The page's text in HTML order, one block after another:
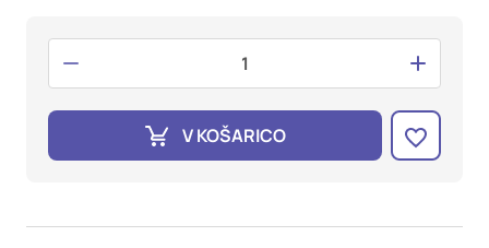
V KOŠARICO
edinstveno prepoznavanje vašega brskalnika in naprave. Če
zavrnete uporabo teh piškotkov, ne boste deležni našega
ciljnega spletnega oglaševanja.